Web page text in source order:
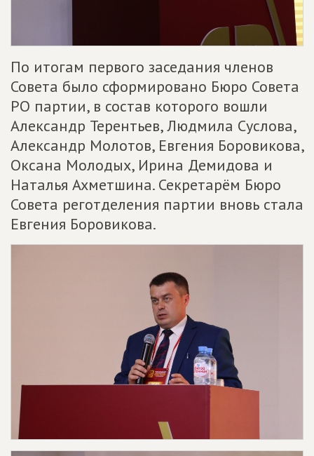
По итогам первого заседания членов
Совета было сформировано Бюро Совета
РО партии, в состав которого вошли
Александр Терентьев, Людмила Суслова,
Александр Молотов, Евгения Боровикова,
Оксана Молодых, Ирина Демидова и
Наталья Ахметшина. Секретарём Бюро
Совета реготделения партии вновь стала
Евгения Боровикова.